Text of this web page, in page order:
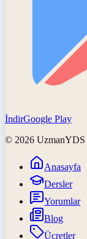
İndirGoogle Play
© 2026 UzmanYDS
Anasayfa
Dersler
Yorumlar
Blog
Ücretler